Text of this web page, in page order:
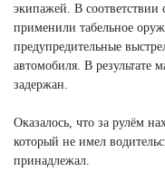
экипажей. В
применили табельное
предупредительные
автомобиля. В результате
задержан.
Оказалось, что за рулём
который не имел
принадлежал.